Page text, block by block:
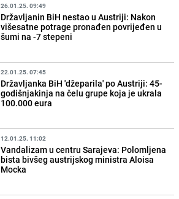
26.01.25. 09:49
Državljanin BiH nestao u Austriji: Nakon
višesatne potrage pronađen povrijeđen u
šumi na -7 stepeni
22.01.25. 07:45
Državljanka BiH 'džeparila' po Austriji: 45-
godišnjakinja na čelu grupe koja je ukrala
100.000 eura
12.01.25. 11:02
Vandalizam u centru Sarajeva: Polomljena
bista bivšeg austrijskog ministra Aloisa
Mocka